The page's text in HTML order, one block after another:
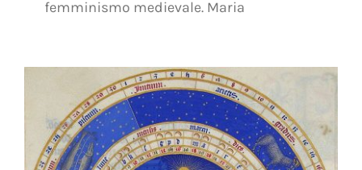
femminismo medievale. Maria